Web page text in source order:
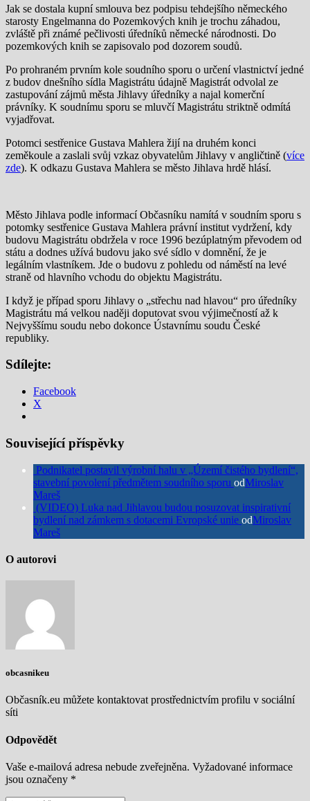
Jak se dostala kupní smlouva bez podpisu tehdejšího německého
starosty Engelmanna do Pozemkových knih je trochu záhadou,
zvláště při známé pečlivosti úředníků německé národnosti. Do
pozemkových knih se zapisovalo pod dozorem soudů.
Po prohraném prvním kole soudního sporu o určení vlastnictví jedné
z budov dnešního sídla Magistrátu údajně Magistrát odvolal ze
zastupování zájmů města Jihlavy úředníky a najal komerční
právníky. K soudnímu sporu se mluvčí Magistrátu striktně odmítá
vyjadřovat.
Potomci sestřenice Gustava Mahlera žijí na druhém konci
zeměkoule a zaslali svůj vzkaz obyvatelům Jihlavy v angličtině (více
zde). K odkazu Gustava Mahlera se město Jihlava hrdě hlásí.
Město Jihlava podle informací Občasníku namítá v soudním sporu s
potomky sestřenice Gustava Mahlera právní institut vydržení, kdy
budovu Magistrátu obdržela v roce 1996 bezúplatným převodem od
státu a dodnes užívá budovu jako své sídlo v domnění, že je
legálním vlastníkem. Jde o budovu z pohledu od náměstí na levé
straně od hlavního vchodu do objektu Magistrátu.
I když je případ sporu Jihlavy o „střechu nad hlavou“ pro úředníky
Magistrátu má velkou naději doputovat svou výjimečností až k
Nejvyššímu soudu nebo dokonce Ústavnímu soudu České
republiky.
Sdílejte:
Facebook
X
Související příspěvky
Podnikatel postavil výrobní halu v „Území čistého bydlení“,
stavební povolení předmětem soudního sporu odMiroslav
Mareš
(VIDEO) Luka nad Jihlavou budou posuzovat inspirativní
bydlení nad zámkem s dotacemi Evropské unie odMiroslav
Mareš
O autorovi
obcasnikeu
Občasník.eu můžete kontaktovat prostřednictvím profilu v sociální
síti
Odpovědět
Vaše e-mailová adresa nebude zveřejněna. Vyžadované informace
jsou označeny *